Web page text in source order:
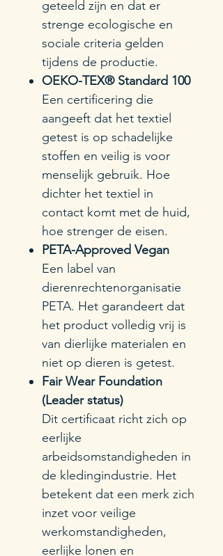
geteeld zijn en dat er
strenge ecologische en
sociale criteria gelden
tijdens de productie.
OEKO-TEX® Standard 100
Een certificering die
aangeeft dat het textiel
getest is op schadelijke
stoffen en veilig is voor
menselijk gebruik. Hoe
dichter het textiel in
contact komt met de huid,
hoe strenger de eisen.
PETA-Approved Vegan
Een label van
dierenrechtenorganisatie
PETA. Het garandeert dat
het product volledig vrij is
van dierlijke materialen en
niet op dieren is getest.
Fair Wear Foundation
(Leader status)
Dit certificaat richt zich op
eerlijke
arbeidsomstandigheden in
de kledingindustrie. Het
betekent dat een merk zich
inzet voor veilige
werkomstandigheden,
eerlijke lonen en